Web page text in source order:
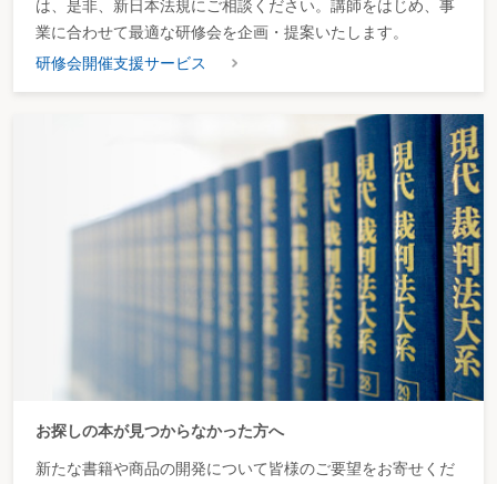
は、是非、新日本法規にご相談ください。講師をはじめ、事
業に合わせて最適な研修会を企画・提案いたします。
研修会開催支援サービス
お探しの本が見つからなかった方へ
新たな書籍や商品の開発について皆様のご要望をお寄せくだ